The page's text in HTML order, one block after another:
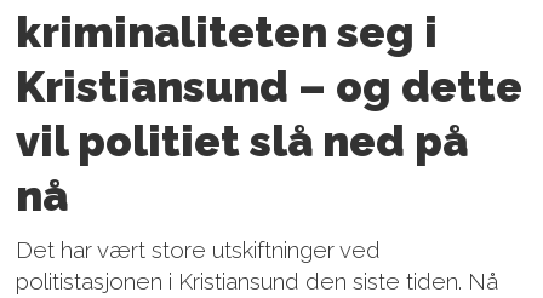
kriminaliteten seg i
Kristiansund – og dette
vil politiet slå ned på
nå
Det har vært store utskiftninger ved
politistasjonen i Kristiansund den siste tiden. Nå